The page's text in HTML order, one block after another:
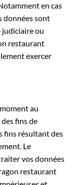
en cas
données sont
judiciaire ou
restaurant
exercer
au
fins de
fins résultant des
Le
vos données
restaurant